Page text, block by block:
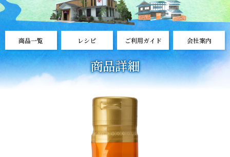
商品一覧 レシピ ご利用ガイド 会社案内
商品詳細